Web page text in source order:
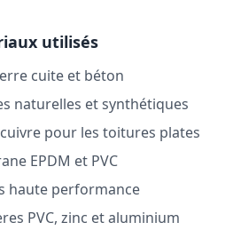
utilisés
cuite et béton
naturelles et synthétiques
pour les toitures plates
EPDM et PVC
haute performance
PVC, zinc et aluminium